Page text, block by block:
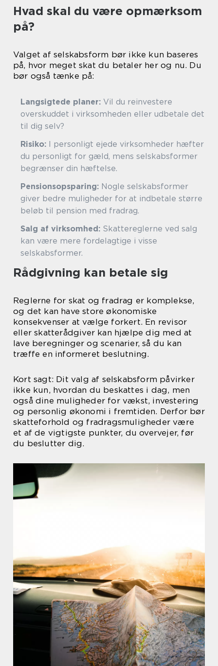
Hvad skal du være opmærksom
på?
Valget af selskabsform bør ikke kun baseres
på, hvor meget skat du betaler her og nu. Du
bør også tænke på:
Langsigtede planer: Vil du reinvestere
overskuddet i virksomheden eller udbetale det
til dig selv?
Risiko: I personligt ejede virksomheder hæfter
du personligt for gæld, mens selskabsformer
begrænser din hæftelse.
Pensionsopsparing: Nogle selskabsformer
giver bedre muligheder for at indbetale større
beløb til pension med fradrag.
Salg af virksomhed: Skattereglerne ved salg
kan være mere fordelagtige i visse
selskabsformer.
Rådgivning kan betale sig
Reglerne for skat og fradrag er komplekse,
og det kan have store økonomiske
konsekvenser at vælge forkert. En revisor
eller skatterådgiver kan hjælpe dig med at
lave beregninger og scenarier, så du kan
træffe en informeret beslutning.
Kort sagt: Dit valg af selskabsform påvirker
ikke kun, hvordan du beskattes i dag, men
også dine muligheder for vækst, investering
og personlig økonomi i fremtiden. Derfor bør
skatteforhold og fradragsmuligheder være
et af de vigtigste punkter, du overvejer, før
du beslutter dig.